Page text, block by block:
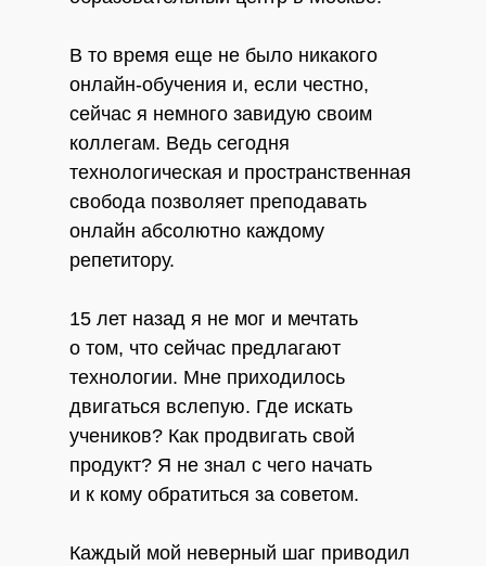
В то время еще не было никакого
онлайн-обучения и, если честно,
сейчас я немного завидую своим
коллегам. Ведь сегодня
технологическая и пространственная
свобода позволяет преподавать
онлайн абсолютно каждому
репетитору.
15 лет назад я не мог и мечтать
о том, что сейчас предлагают
технологии. Мне приходилось
двигаться вслепую. Где искать
учеников? Как продвигать свой
продукт? Я не знал с чего начать
и к кому обратиться за советом.
Каждый мой неверный шаг приводил